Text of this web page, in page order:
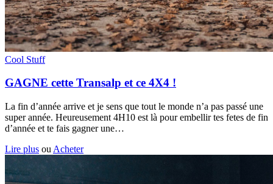
Cool Stuff
GAGNE cette Transalp et ce 4X4 !
La fin d’année arrive et je sens que tout le monde n’a pas passé une
super année. Heureusement 4H10 est là pour embellir tes fetes de fin
d’année et te fais gagner une…
Lire plus ou Acheter